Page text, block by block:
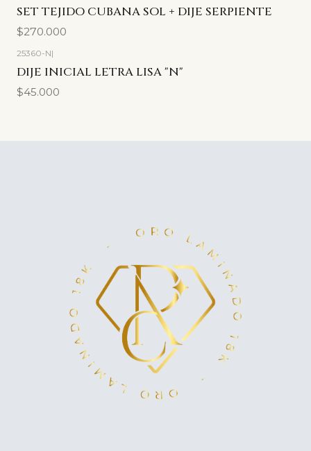
SET TEJIDO CUBANA SOL + DIJE SERPIENTE
$270.000
25360-N|
DIJE INICIAL LETRA LISA "N"
$45.000